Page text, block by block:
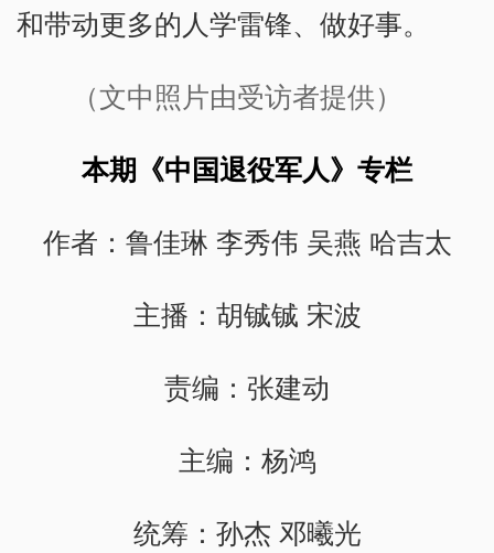
和带动更多的人学雷锋、做好事。
（文中照片由受访者提供）
本期《中国退役军人》专栏
作者：鲁佳琳 李秀伟 吴燕 哈吉太
主播：胡铖铖 宋波
责编：张建动
主编：杨鸿
统筹：孙杰 邓曦光